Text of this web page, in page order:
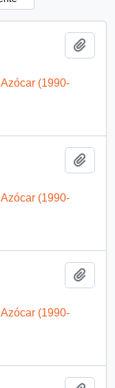
(1990-
(1990-
(1990-